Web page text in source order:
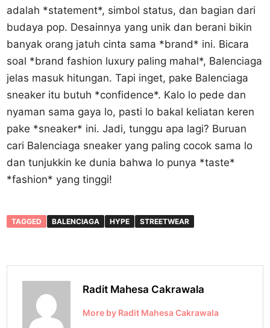
adalah *statement*, simbol status, dan bagian dari
budaya pop. Desainnya yang unik dan berani bikin
banyak orang jatuh cinta sama *brand* ini. Bicara
soal *brand fashion luxury paling mahal*, Balenciaga
jelas masuk hitungan. Tapi inget, pake Balenciaga
sneaker itu butuh *confidence*. Kalo lo pede dan
nyaman sama gaya lo, pasti lo bakal keliatan keren
pake *sneaker* ini. Jadi, tunggu apa lagi? Buruan
cari Balenciaga sneaker yang paling cocok sama lo
dan tunjukkin ke dunia bahwa lo punya *taste*
*fashion* yang tinggi!
TAGGED BALENCIAGA HYPE STREETWEAR
Radit Mahesa Cakrawala
More by Radit Mahesa Cakrawala